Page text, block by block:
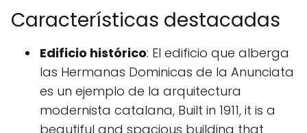
Características destacadas
Edificio histórico: El edificio que alberga
las Hermanas Dominicas de la Anunciata
es un ejemplo de la arquitectura
modernista catalana, Built in 1911, it is a
beautiful and spacious building that